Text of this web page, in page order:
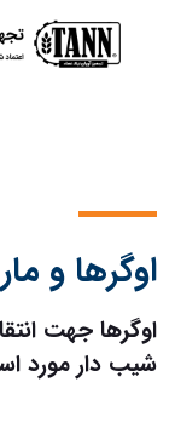
اوگرها و
اوگرها جهت
شیب دار مورد